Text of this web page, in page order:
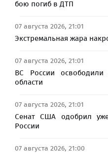
бою погиб в ДТП
07 августа 2026, 21:01
Экстремальная жара
07 августа 2026, 21:01
ВС России
области
07 августа 2026, 21:01
Сенат США одобрил
России
07 августа 2026, 21:00